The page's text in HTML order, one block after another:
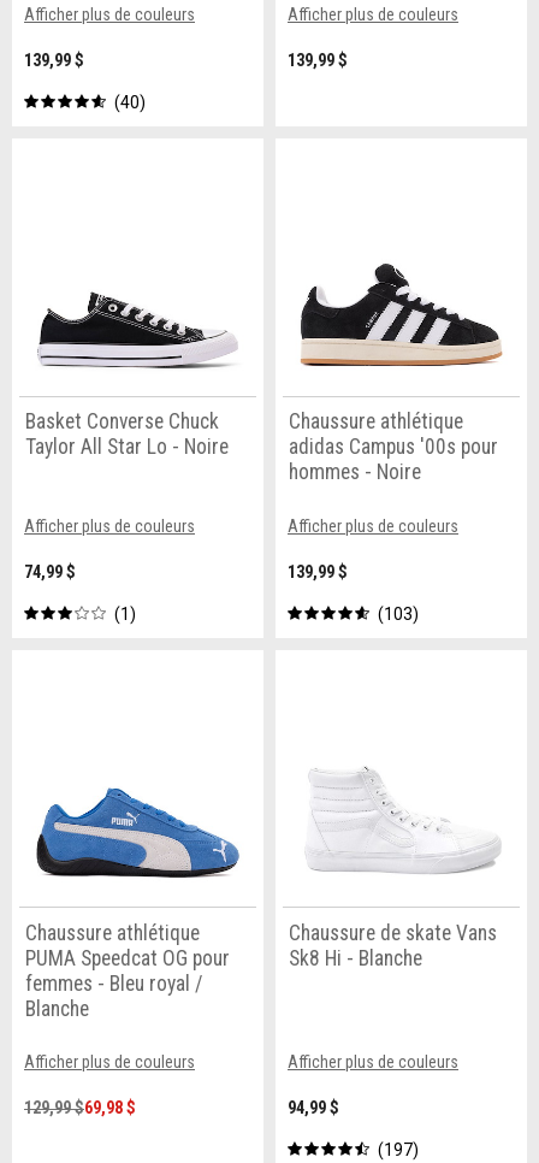
Afficher plus de couleurs
139,99 $
40
Afficher plus de couleurs
139,99 $
Basket Converse Chuck
Taylor All Star Lo - Noire
Afficher plus de couleurs
74,99 $
1
Chaussure athlétique
adidas Campus '00s pour
hommes - Noire
Afficher plus de couleurs
139,99 $
103
Chaussure athlétique
PUMA Speedcat OG pour
femmes - Bleu royal /
Blanche
Afficher plus de couleurs
129,99 $69,98 $
Chaussure de skate Vans
Sk8 Hi - Blanche
Afficher plus de couleurs
94,99 $
197